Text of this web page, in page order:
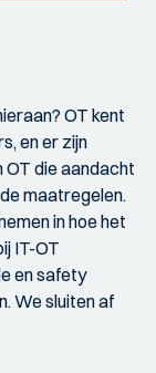
OT kent
en er zijn
OT die aandacht
maatregelen.
in hoe het
IT-OT
en safety
We sluiten af